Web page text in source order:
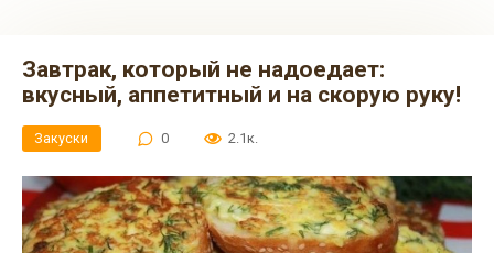
Завтрак, который не надоедает:
вкусный, аппетитный и на скорую руку!
Закуски 0 2.1к.